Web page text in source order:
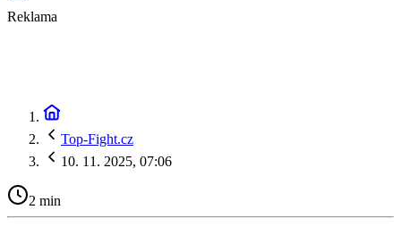
Reklama
Top-Fight.cz
10. 11. 2025, 07:06
2 min